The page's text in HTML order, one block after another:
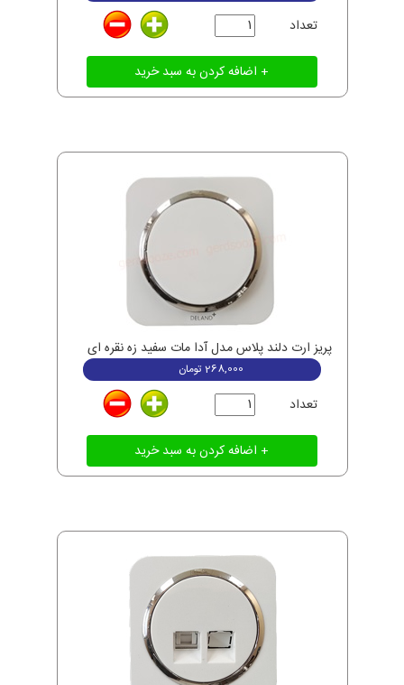
تعداد
پریز ارت دلند پلاس مدل آدا مات سفید زه نقره ای
268,000 تومان
تعداد